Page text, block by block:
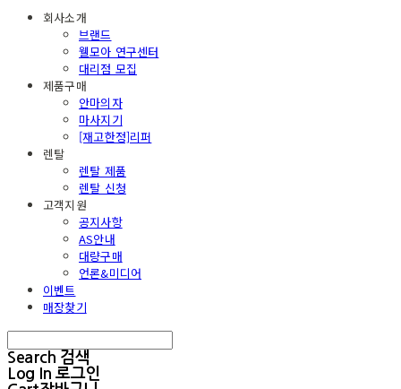
회사소개
브랜드
웰모아 연구센터
대리점 모집
제품구매
안마의자
마사지기
[재고한정]리퍼
렌탈
렌탈 제품
렌탈 신청
고객지원
공지사항
AS안내
대량구매
언론&미디어
이벤트
매장찾기
Search 검색
Log In 로그인